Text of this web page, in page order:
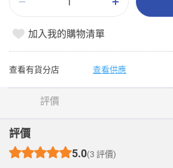
加入我的購物清單
查看有貨分店 查看供應
評價
評價
5.0(3 評價)